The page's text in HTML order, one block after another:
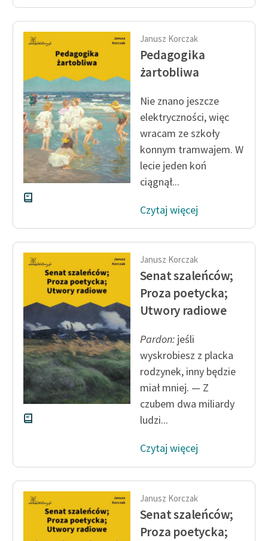
Zasady wykorzystania
Wolnych Lektur
Materiały promocyjne
Polityka prywatności
Regulamin biblioteki
Dane fundacji i
sprawozdania finansowe
Regulamin darowizn
Deklaracja dostępności
Janusz Korczak
Pedagogika
żartobliwa
Nie znano jeszcze
elektryczności, więc
wracam ze szkoły
konnym tramwajem. W
lecie jeden koń
ciągnął...
Czytaj więcej
Janusz Korczak
Senat szaleńców;
Proza poetycka;
Utwory radiowe
Pardon:jeśli
wyskrobiesz z placka
rodzynek, inny będzie
miał mniej. — Z
czubem dwa miliardy
ludzi...
Czytaj więcej
Janusz Korczak
Senat szaleńców;
Proza poetycka;